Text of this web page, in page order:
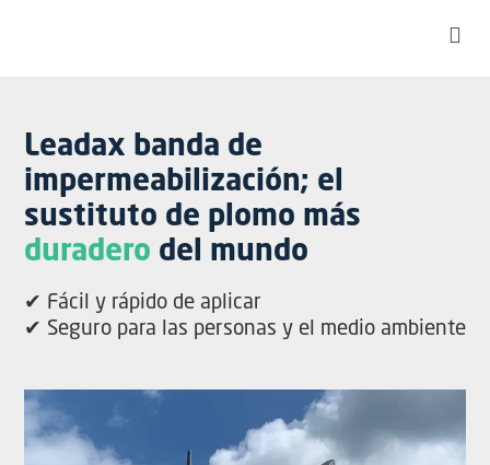
Leadax banda de
impermeabilización; el
sustituto de plomo más
duradero del mundo
✔ Fácil y rápido de aplicar
✔ Seguro para las personas y el medio ambiente